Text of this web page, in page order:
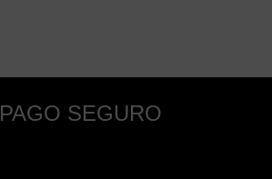
PAGO SEGURO